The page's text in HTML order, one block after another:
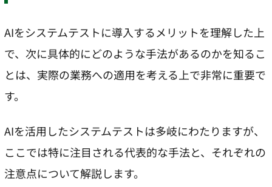
AIをシステムテストに導入するメリットを理解した上
で、次に具体的にどのような手法があるのかを知るこ
とは、実際の業務への適用を考える上で非常に重要で
す。
AIを活用したシステムテストは多岐にわたりますが、
ここでは特に注目される代表的な手法と、それぞれの
注意点について解説します。